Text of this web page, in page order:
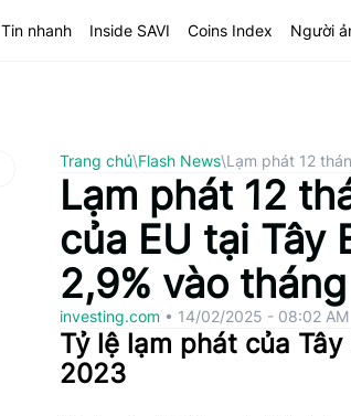
Tin nhanh Inside SAVI Coins Index Người
Trang chủ\Flash News\Lạm phát 12
Lạm phát 12
của EU tại Tây
2,9% vào
investing.com • 14/02/2025 - 08:02 AM
Tỷ lệ lạm phát của
2023